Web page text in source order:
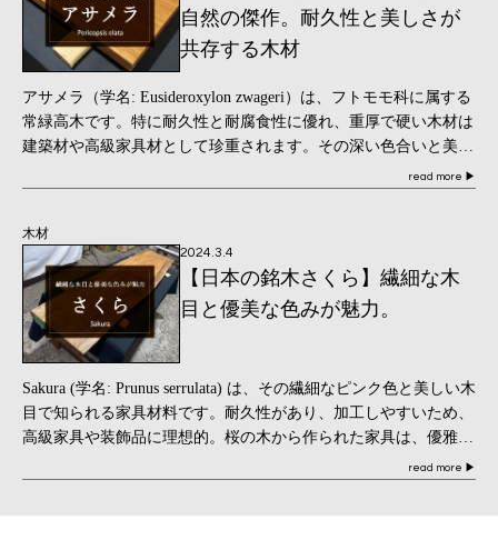
自然の傑作。耐久性と美しさが
共存する木材
アサメラ（学名: Eusideroxylon zwageri）は、フトモモ科に属する
常緑高木です。特に耐久性と耐腐食性に優れ、重厚で硬い木材は
建築材や高級家具材として珍重されます。その深い色合いと美し
read more ▶
木材
2024.3.4
【日本の銘木さくら】繊細な木
目と優美な色みが魅力。
Sakura (学名: Prunus serrulata) は、その繊細なピンク色と美しい木
目で知られる家具材料です。耐久性があり、加工しやすいため、
高級家具や装飾品に理想的。桜の木から作られた家具は、優雅さ
read more ▶